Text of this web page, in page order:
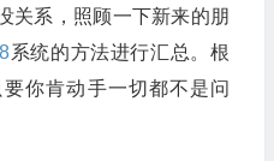
关系，照顾一下新来的朋
系统的方法进行汇总。根
你肯动手一切都不是问